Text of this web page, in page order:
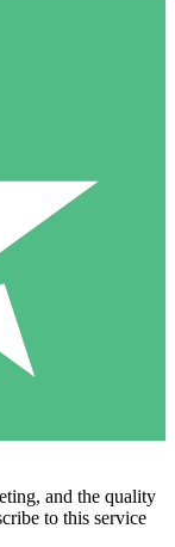
and the quality
to this service